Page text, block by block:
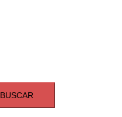
BUSCAR